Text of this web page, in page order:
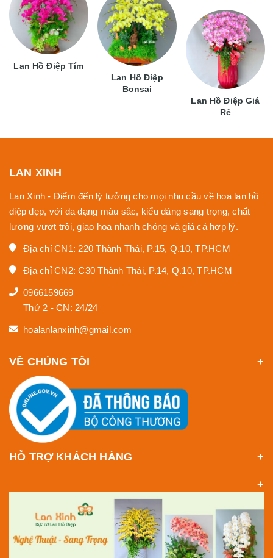
Lan Hồ Điệp Tím
Lan Hồ Điệp
Bonsai
Lan Hồ Điệp Giá
Rẻ
LAN XINH
Lan Xinh - Điểm đến lý tưởng cho mọi nhu cầu về hoa lan hồ
điệp đẹp, với đa dạng màu sắc, kiểu dáng sang trọng, chất
lượng vượt trội, giao hoa nhanh chóng và giá cả hợp lý.
Địa chỉ CN1: 220 Thành Thái, P.15, Q.10, TP.HCM
Địa chỉ CN2: C30 Thành Thái, P.14, Q.10, TP.HCM
0966159669
Thứ 2 - CN: 24/24
hoalanlanxinh@gmail.com
VỀ CHÚNG TÔI
HỖ TRỢ KHÁCH HÀNG